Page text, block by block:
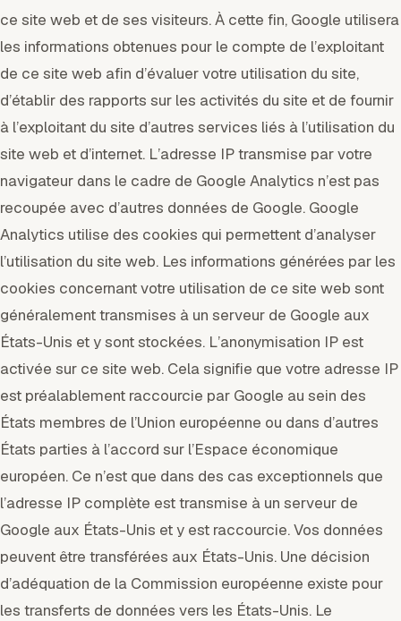
ce site web et de ses visiteurs. À cette fin, Google utilisera
les informations obtenues pour le compte de l’exploitant
de ce site web afin d’évaluer votre utilisation du site,
d’établir des rapports sur les activités du site et de fournir
à l’exploitant du site d’autres services liés à l’utilisation du
site web et d’internet. L’adresse IP transmise par votre
navigateur dans le cadre de Google Analytics n’est pas
recoupée avec d’autres données de Google. Google
Analytics utilise des cookies qui permettent d’analyser
l’utilisation du site web. Les informations générées par les
cookies concernant votre utilisation de ce site web sont
généralement transmises à un serveur de Google aux
États-Unis et y sont stockées. L’anonymisation IP est
activée sur ce site web. Cela signifie que votre adresse IP
est préalablement raccourcie par Google au sein des
États membres de l’Union européenne ou dans d’autres
États parties à l’accord sur l’Espace économique
européen. Ce n’est que dans des cas exceptionnels que
l’adresse IP complète est transmise à un serveur de
Google aux États-Unis et y est raccourcie. Vos données
peuvent être transférées aux États-Unis. Une décision
d’adéquation de la Commission européenne existe pour
les transferts de données vers les États-Unis. Le